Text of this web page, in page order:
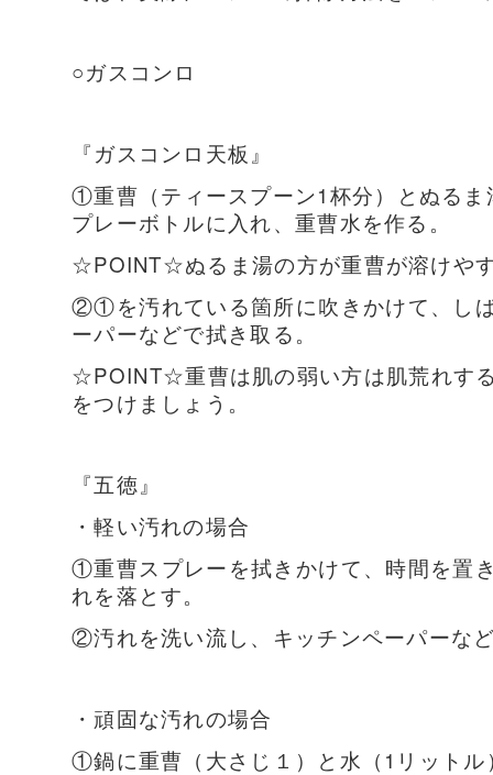
○ガスコンロ
『ガスコンロ天板』
①重曹（ティースプーン1杯分）とぬる
プレーボトルに入れ、重曹水を作る。
☆POINT☆ぬるま湯の方が重曹が溶けや
②①を汚れている箇所に吹きかけて、し
ーパーなどで拭き取る。
☆POINT☆重曹は肌の弱い方は肌荒れす
をつけましょう。
『五徳』
・軽い汚れの場合
①重曹スプレーを拭きかけて、時間を置
れを落とす。
②汚れを洗い流し、キッチンペーパーな
・頑固な汚れの場合
①鍋に重曹（大さじ１）と水（1リット